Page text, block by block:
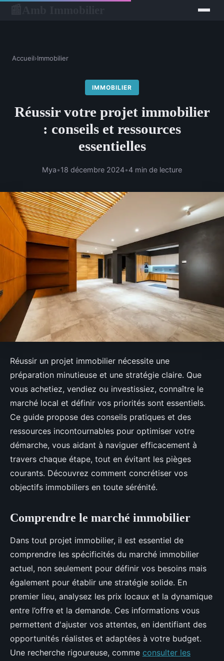
Accueil›Immobilier
IMMOBILIER
Réussir votre projet immobilier
: conseils et ressources
essentielles
Mya•18 décembre 2024•4 min de lecture
Réussir un projet immobilier nécessite une
préparation minutieuse et une stratégie claire. Que
vous achetiez, vendiez ou investissiez, connaître le
marché local et définir vos priorités sont essentiels.
Ce guide propose des conseils pratiques et des
ressources incontournables pour optimiser votre
démarche, vous aidant à naviguer efficacement à
travers chaque étape, tout en évitant les pièges
courants. Découvrez comment concrétiser vos
objectifs immobiliers en toute sérénité.
Comprendre le marché immobilier
Dans tout projet immobilier, il est essentiel de
comprendre les spécificités du marché immobilier
actuel, non seulement pour définir vos besoins mais
également pour établir une stratégie solide. En
premier lieu, analysez les prix locaux et la dynamique
entre l’offre et la demande. Ces informations vous
permettent d'ajuster vos attentes, en identifiant des
opportunités réalistes et adaptées à votre budget.
Une recherche rigoureuse, comme consulter les